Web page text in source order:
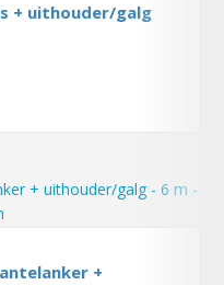
+ uithouder/galg
+